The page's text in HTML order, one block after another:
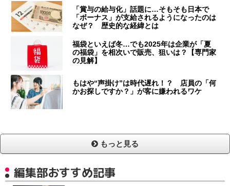
「賞与の給与化」話題に…そもそも日本で
「ボーナス」が支給されるようになったのは
なぜ？ 歴史的な経緯とは
福袋といえば冬…でも2025年は企業が「夏
の福袋」を相次いで販売、狙いは？【専門家
の見解】
もはや“声掛け”は時代遅れ！？ 店員の「何
かお探しですか？」が客に嫌われるワケ
もっと見る
編集部おすすめ記事